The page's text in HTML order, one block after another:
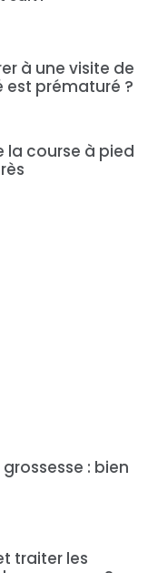
à une visite de
est prématuré ?
la course à pied
: bien
traiter les